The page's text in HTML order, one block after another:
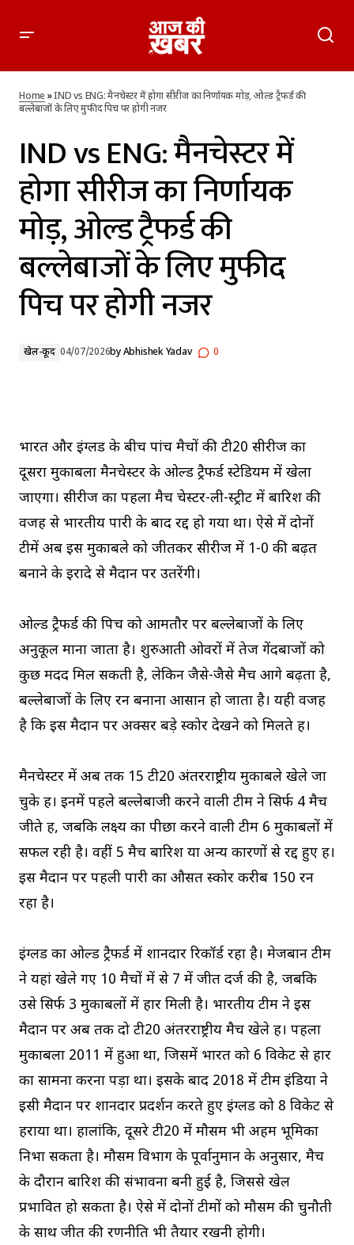
बल्लेबाजों के लिए मुफीद पिच पर होगी नजर
Home»IND vs ENG: मैनचेस्टर में होगा सीरीज का निर्णायक मोड़, ओल्ड ट्रैफर्ड की
बल्लेबाजों के लिए मुफीद पिच पर होगी नजर
IND vs ENG: मैनचेस्टर में
होगा सीरीज का निर्णायक
मोड़, ओल्ड ट्रैफर्ड की
बल्लेबाजों के लिए मुफीद
पिच पर होगी नजर
खेल-कूद 04/07/2026byAbhishek Yadav 0
भारत और इंग्लैंड के बीच पांच मैचों की टी20 सीरीज का
दूसरा मुकाबला मैनचेस्टर के ओल्ड ट्रैफर्ड स्टेडियम में खेला
जाएगा। सीरीज का पहला मैच चेस्टर-ली-स्ट्रीट में बारिश की
वजह से भारतीय पारी के बाद रद्द हो गया था। ऐसे में दोनों
टीमें अब इस मुकाबले को जीतकर सीरीज में 1-0 की बढ़त
बनाने के इरादे से मैदान पर उतरेंगी।
ओल्ड ट्रैफर्ड की पिच को आमतौर पर बल्लेबाजों के लिए
अनुकूल माना जाता है। शुरुआती ओवरों में तेज गेंदबाजों को
कुछ मदद मिल सकती है, लेकिन जैसे-जैसे मैच आगे बढ़ता है,
बल्लेबाजों के लिए रन बनाना आसान हो जाता है। यही वजह
है कि इस मैदान पर अक्सर बड़े स्कोर देखने को मिलते हैं।
मैनचेस्टर में अब तक 15 टी20 अंतरराष्ट्रीय मुकाबले खेले जा
चुके हैं। इनमें पहले बल्लेबाजी करने वाली टीम ने सिर्फ 4 मैच
जीते हैं, जबकि लक्ष्य का पीछा करने वाली टीम 6 मुकाबलों में
सफल रही है। वहीं 5 मैच बारिश या अन्य कारणों से रद्द हुए हैं।
इस मैदान पर पहली पारी का औसत स्कोर करीब 150 रन
रहा है।
इंग्लैंड का ओल्ड ट्रैफर्ड में शानदार रिकॉर्ड रहा है। मेजबान टीम
ने यहां खेले गए 10 मैचों में से 7 में जीत दर्ज की है, जबकि
उसे सिर्फ 3 मुकाबलों में हार मिली है। भारतीय टीम ने इस
मैदान पर अब तक दो टी20 अंतरराष्ट्रीय मैच खेले हैं। पहला
मुकाबला 2011 में हुआ था, जिसमें भारत को 6 विकेट से हार
का सामना करना पड़ा था। इसके बाद 2018 में टीम इंडिया ने
इसी मैदान पर शानदार प्रदर्शन करते हुए इंग्लैंड को 8 विकेट से
हराया था। हालांकि, दूसरे टी20 में मौसम भी अहम भूमिका
निभा सकता है। मौसम विभाग के पूर्वानुमान के अनुसार, मैच
के दौरान बारिश की संभावना बनी हुई है, जिससे खेल
प्रभावित हो सकता है। ऐसे में दोनों टीमों को मौसम की चुनौती
के साथ जीत की रणनीति भी तैयार रखनी होगी।